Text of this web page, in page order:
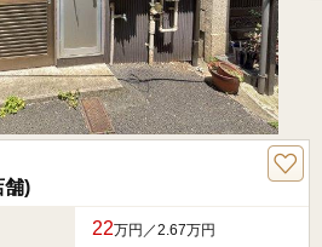
舗)
22万円／2.67万円